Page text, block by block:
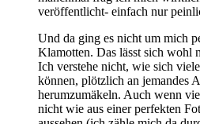
veröffentlicht- einfach nur
Und da ging es nicht um mich
Klamotten. Das lässt sich wohl
Ich verstehe nicht, wie sich
können, plötzlich an jemandes
herumzumäkeln. Auch wenn
nicht wie aus einer perfekten